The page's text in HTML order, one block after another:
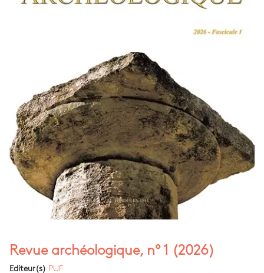
Revue archéologique, n° 1 (2026)
Editeur(s) PUF